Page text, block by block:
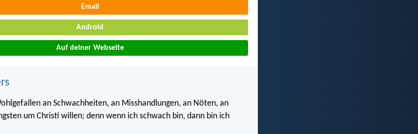
Email
Android
Auf deiner Webseite
an Schwachheiten, an Misshandlungen, an Nöten, an
um Christi willen; denn wenn ich schwach bin, dann bin ich